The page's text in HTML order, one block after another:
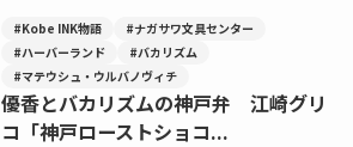
#Kobe INK物語
#ナガサワ文具センター
#ハーバーランド
#バカリズム
#マテウシュ・ウルバノヴィチ
優香とバカリズムの神戸弁 江崎グリ
コ「神戸ローストショコ...